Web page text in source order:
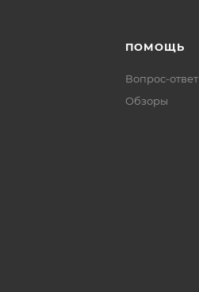
ПОМОЩЬ
Вопрос-ответ
Обзоры